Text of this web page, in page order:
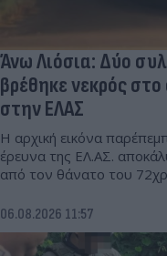
Άνω Λιόσια: Δύο
βρέθηκε νεκρός
στην ΕΛΑΣ
Η αρχική εικόνα
έρευνα της ΕΛ.ΑΣ.
από τον θάνατο του
06.08.2026 11:57